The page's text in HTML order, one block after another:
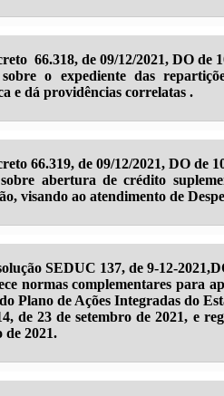
66.318, de 09/12/2021, DO de
o expediente das
e dá providências correlatas .
66.319, de 09/12/2021, DO de
abertura de crédito
visando ao atendimento de
SEDUC 137, de 9-12-
normas complementares para
Plano de Ações Integradas do
de 23 de setembro de 2021, e
de 2021.